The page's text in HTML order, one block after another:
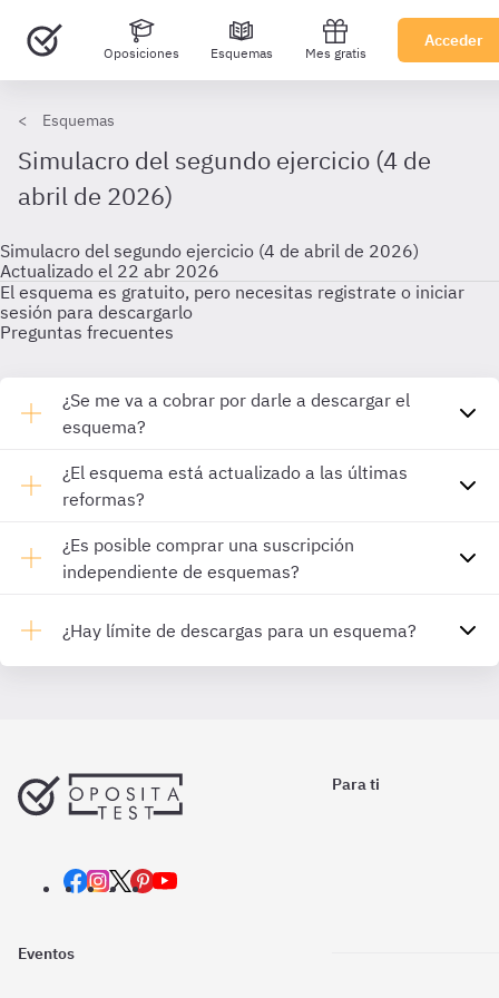
Oposiciones Esquemas Mes gratis
Acceder
Esquemas
Simulacro del segundo ejercicio (4 de
abril de 2026)
Simulacro del segundo ejercicio (4 de abril de 2026)
Actualizado el 22 abr 2026
El esquema es gratuito, pero necesitas registrate o iniciar
sesión para descargarlo
Preguntas frecuentes
¿Se me va a cobrar por darle a descargar el
esquema?
¿El esquema está actualizado a las últimas
reformas?
¿Es posible comprar una suscripción
independiente de esquemas?
¿Hay límite de descargas para un esquema?
Para ti
Eventos